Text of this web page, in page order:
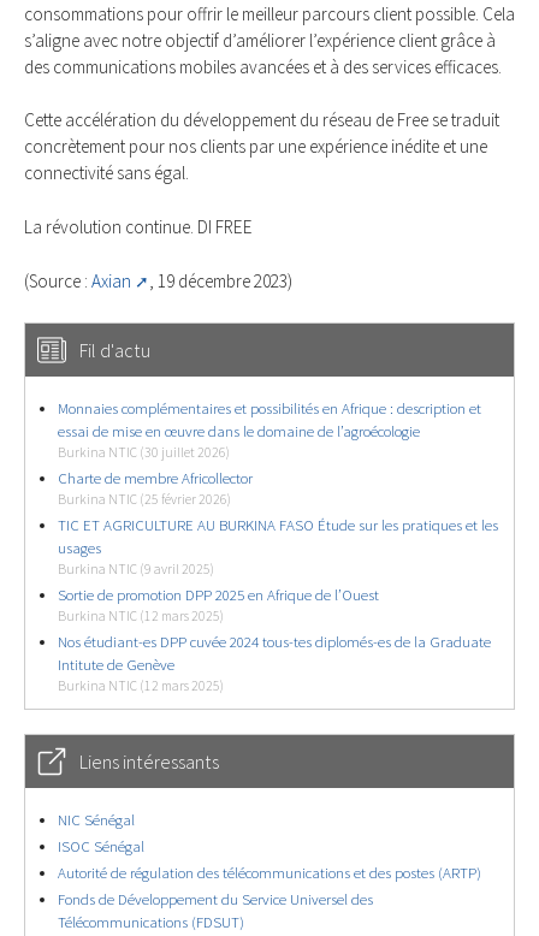
consommations pour offrir le meilleur parcours client possible. Cela
s’aligne avec notre objectif d’améliorer l’expérience client grâce à
des communications mobiles avancées et à des services efficaces.
Cette accélération du développement du réseau de Free se traduit
concrètement pour nos clients par une expérience inédite et une
connectivité sans égal.
La révolution continue. DI FREE
(Source : Axian , 19 décembre 2023)
Fil d'actu
Monnaies complémentaires et possibilités en Afrique : description et
essai de mise en œuvre dans le domaine de l’agroécologie
Burkina NTIC (30 juillet 2026)
Charte de membre Africollector
Burkina NTIC (25 février 2026)
TIC ET AGRICULTURE AU BURKINA FASO Étude sur les pratiques et les
usages
Burkina NTIC (9 avril 2025)
Sortie de promotion DPP 2025 en Afrique de l’Ouest
Burkina NTIC (12 mars 2025)
Nos étudiant-es DPP cuvée 2024 tous-tes diplomés-es de la Graduate
Intitute de Genève
Burkina NTIC (12 mars 2025)
Liens intéressants
NIC Sénégal
ISOC Sénégal
Autorité de régulation des télécommunications et des postes (ARTP)
Fonds de Développement du Service Universel des
Télécommunications (FDSUT)